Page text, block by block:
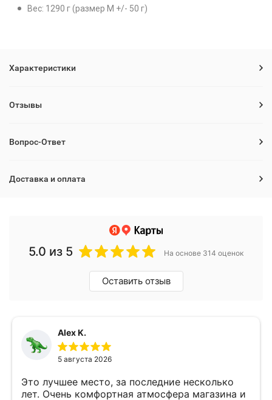
Вес: 1290 г (размер М +/- 50 г)
Характеристики
Отзывы
Вопрос-Ответ
Доставка и оплата